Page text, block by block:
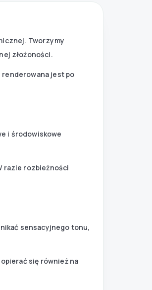
Tworzymy
złożoności.
jest po
i środowiskowe
razie rozbieżności
sensacyjnego tonu,
się również na